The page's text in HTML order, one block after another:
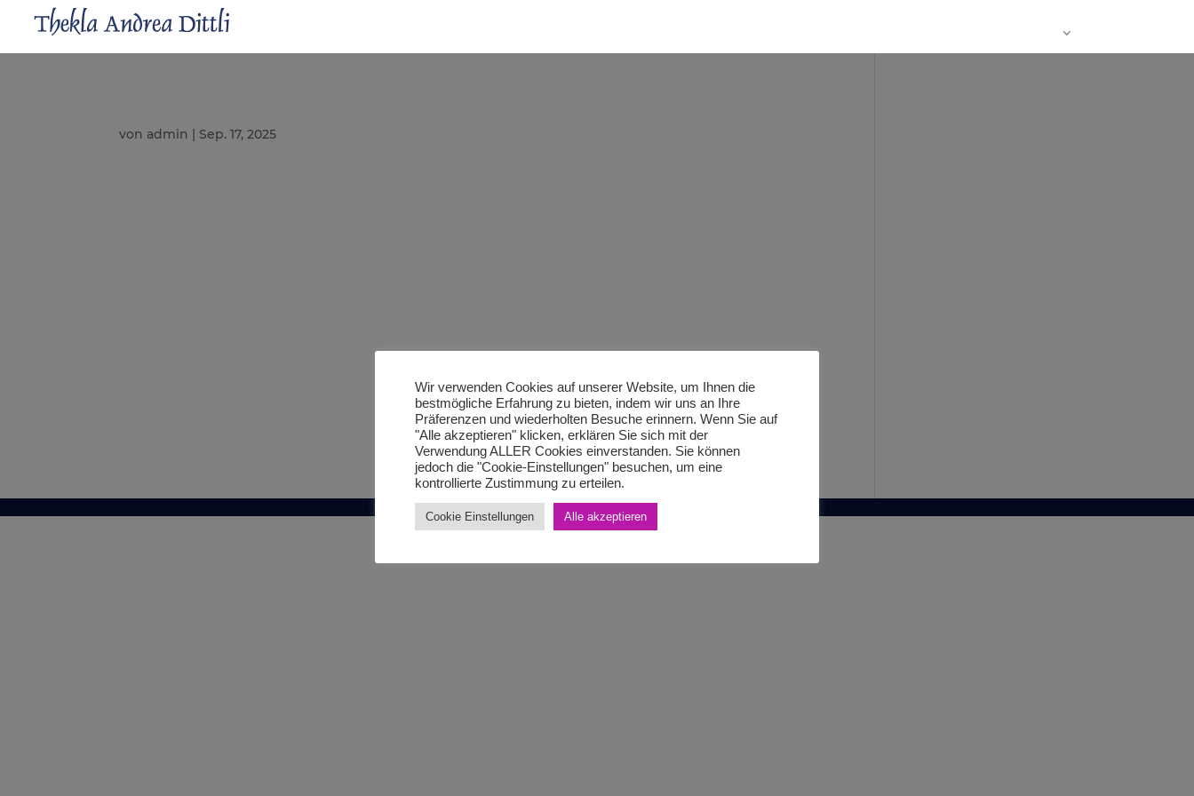
von admin | Sep. 17, 2025
Wir verwenden Cookies auf unserer Website, um Ihnen die
bestmögliche Erfahrung zu bieten, indem wir uns an Ihre
Präferenzen und wiederholten Besuche erinnern. Wenn Sie auf
"Alle akzeptieren" klicken, erklären Sie sich mit der
Verwendung ALLER Cookies einverstanden. Sie können
jedoch die "Cookie-Einstellungen" besuchen, um eine
kontrollierte Zustimmung zu erteilen.
Cookie Einstellungen Alle akzeptieren